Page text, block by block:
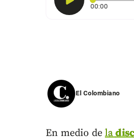
00:00
El Colombiano
En medio de la